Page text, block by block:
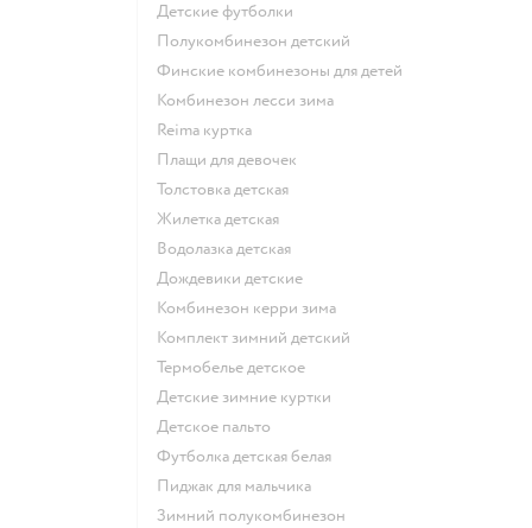
Детские футболки
Полукомбинезон детский
Финские комбинезоны для детей
Комбинезон лесси зима
Reima куртка
Плащи для девочек
Толстовка детская
Жилетка детская
Водолазка детская
Дождевики детские
Комбинезон керри зима
Комплект зимний детский
Термобелье детское
Детские зимние куртки
Детское пальто
Футболка детская белая
Пиджак для мальчика
Зимний полукомбинезон